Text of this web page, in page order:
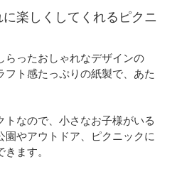
楽しくしてくれるピクニ
らったおしゃれなデザインの
フト感たっぷりの紙製で、あた
トなので、小さなお子様がいる
園やアウトドア、ピクニックに
ます。